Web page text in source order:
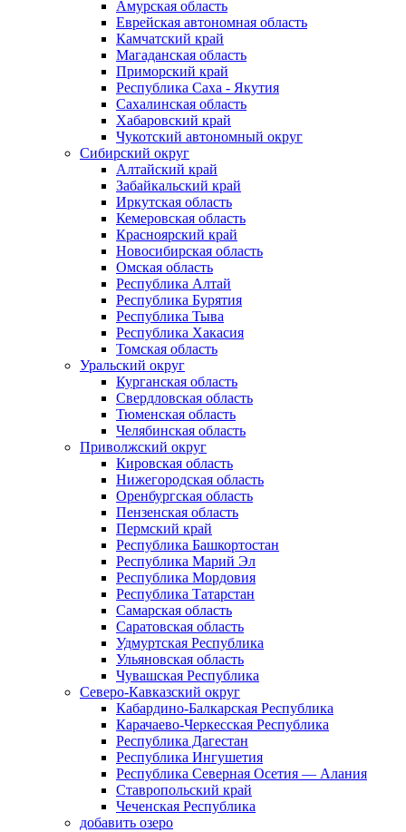
Амурская область
Еврейская автономная область
Камчатский край
Магаданская область
Приморский край
Республика Саха - Якутия
Сахалинская область
Хабаровский край
Чукотский автономный округ
Сибирский округ
Алтайский край
Забайкальский край
Иркутская область
Кемеровская область
Красноярский край
Новосибирская область
Омская область
Республика Алтай
Республика Бурятия
Республика Тыва
Республика Хакасия
Томская область
Уральский округ
Курганская область
Свердловская область
Тюменская область
Челябинская область
Приволжский округ
Кировская область
Нижегородская область
Оренбургская область
Пензенская область
Пермский край
Республика Башкортостан
Республика Марий Эл
Республика Мордовия
Республика Татарстан
Самарская область
Саратовская область
Удмуртская Республика
Ульяновская область
Чувашская Республика
Северо-Кавказский округ
Кабардино-Балкарская Республика
Карачаево-Черкесская Республика
Республика Дагестан
Республика Ингушетия
Республика Северная Осетия — Алания
Ставропольский край
Чеченская Республика
добавить озеро